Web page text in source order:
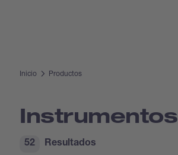
Inicio Productos
Instrumentos
Resultados
52